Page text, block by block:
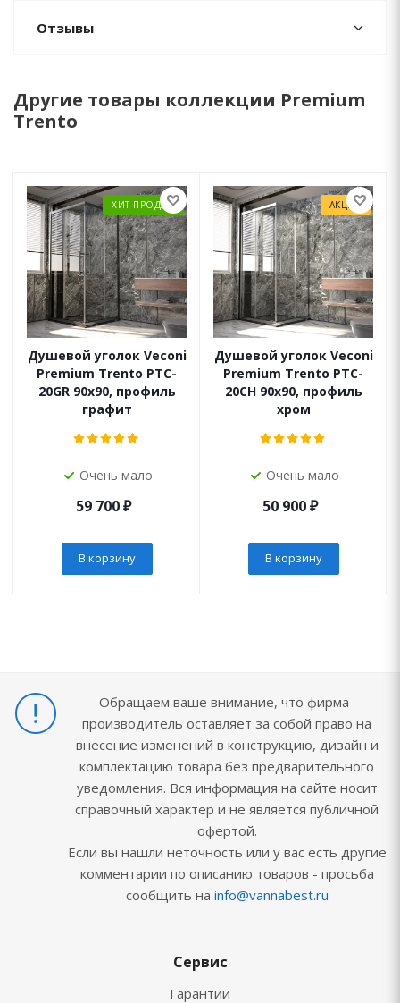
Отзывы
Другие товары коллекции Premium
Trento
ХИТ ПРОДАЖ
Душевой уголок Veconi
Premium Trento PTC-
20GR 90x90, профиль
графит
Очень мало
59 700₽
В корзину
АКЦИЯ
Душевой уголок Veconi
Premium Trento PTC-
20CH 90x90, профиль
хром
Очень мало
50 900₽
В корзину
Обращаем ваше внимание, что фирма-
производитель оставляет за собой право на
внесение изменений в конструкцию, дизайн и
комплектацию товара без предварительного
уведомления. Вся информация на сайте носит
справочный характер и не является публичной
офертой.
Если вы нашли неточность или у вас есть другие
комментарии по описанию товаров - просьба
сообщить на info@vannabest.ru
Сервис
Гарантии